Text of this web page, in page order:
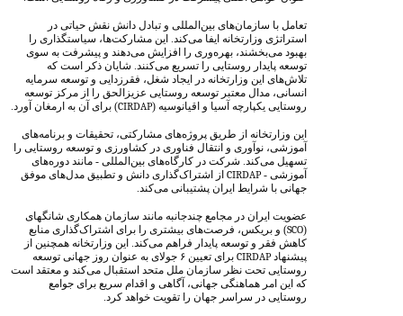
تعامل با سازمان‌های بین‌المللی و تبادل دانش نقش حیاتی در
استراتژی وزارتخانه ایفا می‌کند. این مشارکت‌ها، سیاستگذاری را
بهبود می‌بخشند، بهره‌وری را افزایش می‌دهند و پیشرفت به سوی
توسعه پایدار روستایی را تسریع می‌کنند. شایان ذکر است که
تلاش‌های این وزارتخانه در ایجاد شغل، فقرزدایی و توسعه سرمایه
انسانی، مدال معتبر توسعه روستایی عزیزالحق را از مرکز توسعه
روستایی یکپارچه آسیا و اقیانوسیه (CIRDAP) برای آن به ارمغان آورد.
این وزارتخانه از طریق پروژه‌های مشارکتی، تحقیقات و برنامه‌های
آموزشی، نوآوری و انتقال فناوری در کشاورزی و توسعه روستایی را
تسهیل می‌کند. شرکت در کارگاه‌های بین‌المللی - مانند دوره‌های
آموزشی -CIRDAP از اشتراک‌گذاری دانش و تطبیق مدل‌های موفق
جهانی با شرایط ایران پشتیبانی می‌کند.
عضویت ایران در مجامع چندجانبه مانند سازمان همکاری شانگهای
(
SCO) و بریکس، فرصت‌های بیشتری را برای اشتراک‌گذاری منابع
کاهش فقر و توسعه پایدار فراهم می‌کند. این وزارتخانه همچنین از
پیشنهادCIRDAP
برای تعیین ۶ جولای به عنوان روز جهانی توسعه
روستایی تحت نظر سازمان ملل متحد استقبال می‌کند و معتقد است
که این امر هماهنگی جهانی، آگاهی و اقدام سریع برای جوامع
روستایی در سراسر جهان را تقویت خواهد کرد.